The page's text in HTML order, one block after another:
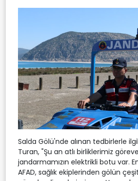
Salda Gölü'nde alınan tedbirlerle
Turan, "Şu an atlı birliklerimiz
jandarmamızın elektrikli botu var.
AFAD, sağlık ekiplerinden gölün